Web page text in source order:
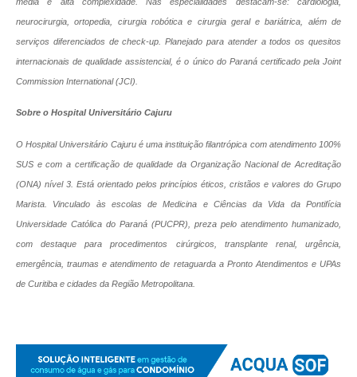
neurocirurgia, ortopedia, cirurgia robótica e cirurgia geral e bariátrica, além de
serviços diferenciados de check-up. Planejado para atender a todos os quesitos
internacionais de qualidade assistencial, é o único do Paraná certificado pela Joint
Commission International (JCI).
Sobre o Hospital Universitário Cajuru
O Hospital Universitário Cajuru é uma instituição filantrópica com atendimento 100%
SUS e com a certificação de qualidade da Organização Nacional de Acreditação
(ONA) nível 3. Está orientado pelos princípios éticos, cristãos e valores do Grupo
Marista. Vinculado às escolas de Medicina e Ciências da Vida da Pontifícia
Universidade Católica do Paraná (PUCPR), preza pelo atendimento humanizado,
com destaque para procedimentos cirúrgicos, transplante renal, urgência,
emergência, traumas e atendimento de retaguarda a Pronto Atendimentos e UPAs
de Curitiba e cidades da Região Metropolitana.